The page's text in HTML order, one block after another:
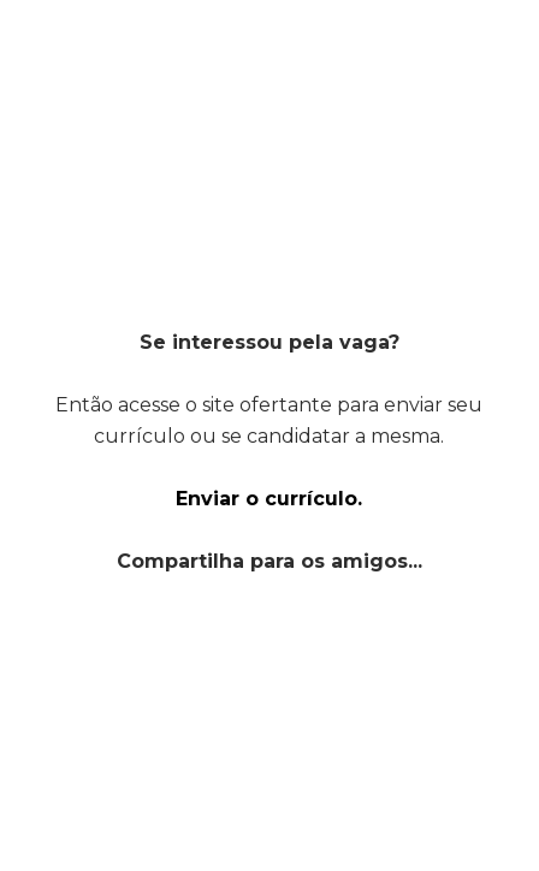
Se interessou pela vaga?
Então acesse o site ofertante para enviar seu
currículo ou se candidatar a mesma.
Enviar o currículo.
Compartilha para os amigos...